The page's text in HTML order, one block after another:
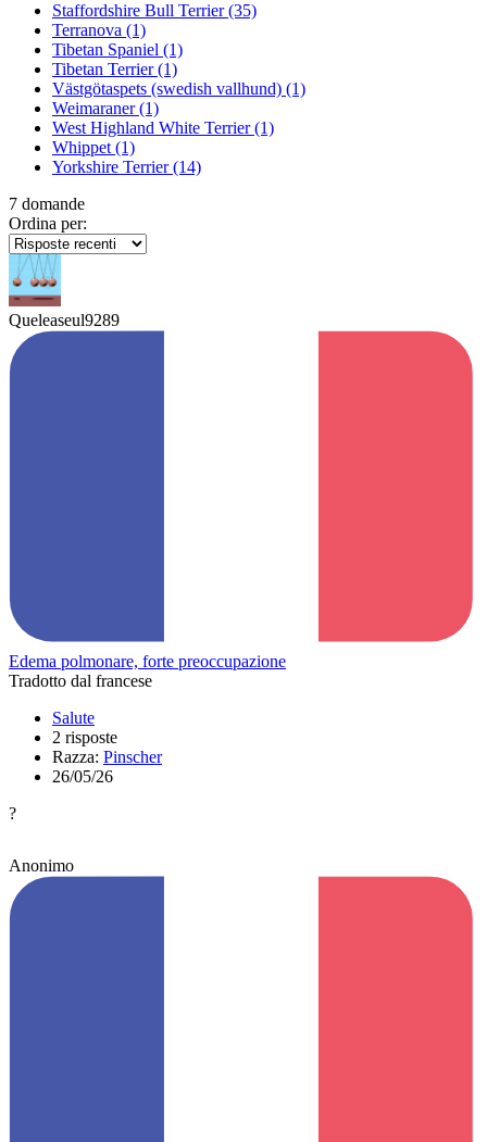
Staffordshire Bull Terrier(35)
Terranova (1)
Tibetan Spaniel (1)
Tibetan Terrier(1)
Västgötaspets (swedish vallhund) (1)
Weimaraner(1)
West Highland White Terrier(1)
Whippet (1)
Yorkshire Terrier(14)
7 domande
Ordina per:
Queleaseul9289
Edema polmonare, forte preoccupazione
Tradotto dal francese
Salute
2 risposte
Razza: Pinscher
26/05/26
?
Anonimo